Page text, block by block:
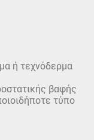
ή τεχνόδερμα
βαφής
τύπο